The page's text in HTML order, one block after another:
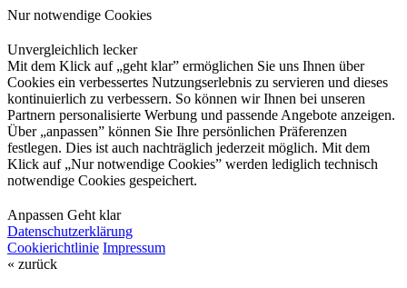
Nur notwendige Cookies
Unvergleichlich lecker
Mit dem Klick auf „geht klar” ermöglichen Sie uns Ihnen über
Cookies ein verbessertes Nutzungserlebnis zu servieren und dieses
kontinuierlich zu verbessern. So können wir Ihnen bei unseren
Partnern personalisierte Werbung und passende Angebote anzeigen.
Über „anpassen” können Sie Ihre persönlichen Präferenzen
festlegen. Dies ist auch nachträglich jederzeit möglich. Mit dem
Klick auf „Nur notwendige Cookies” werden lediglich technisch
notwendige Cookies gespeichert.
Anpassen Geht klar
Datenschutzerklärung
Cookierichtlinie Impressum
« zurück